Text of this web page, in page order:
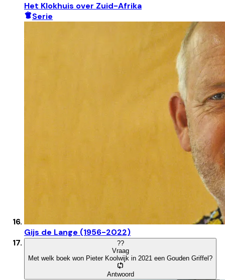
Het Klokhuis over Zuid-Afrika
Serie
Gijs de Lange (1956-2022)
??
Vraag
Met welk boek won Pieter Koolwijk in 2021 een Gouden Griffel?
Antwoord